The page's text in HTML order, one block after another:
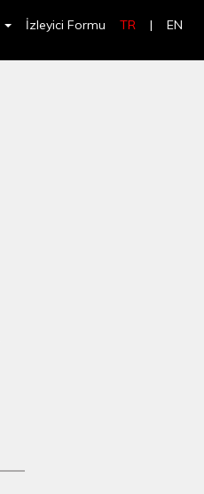
İzleyici Formu TR | EN